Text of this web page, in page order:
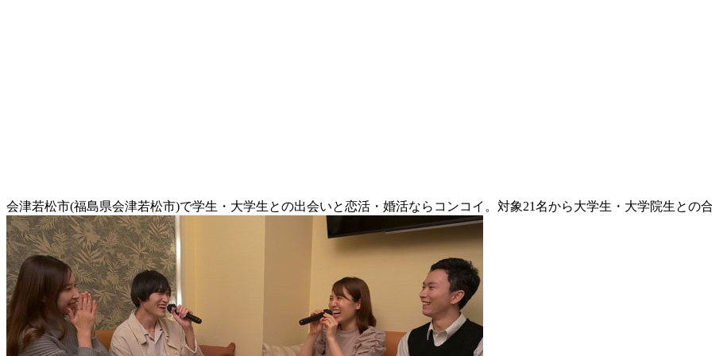
会津若松市(福島県会津若松市)で学生・大学生との出会いと恋活・婚活ならコンコイ。対象21名から大学生・大学院生との